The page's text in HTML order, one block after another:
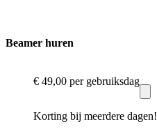
Beamer huren
€ 49,00 per gebruiksdag
Korting bij meerdere dagen!